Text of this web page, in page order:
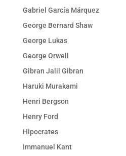
Gabriel García Márquez
George Bernard Shaw
George Lukas
George Orwell
Gibran Jalil Gibran
Haruki Murakami
Henri Bergson
Henry Ford
Hipocrates
Immanuel Kant